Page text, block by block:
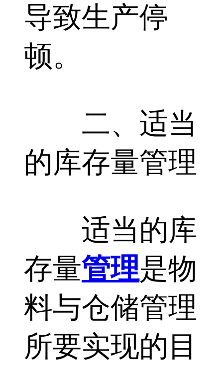
导致生产停
顿。
二、适当
的库存量管理
适当的库
存量管理是物
料与仓储管理
所要实现的目